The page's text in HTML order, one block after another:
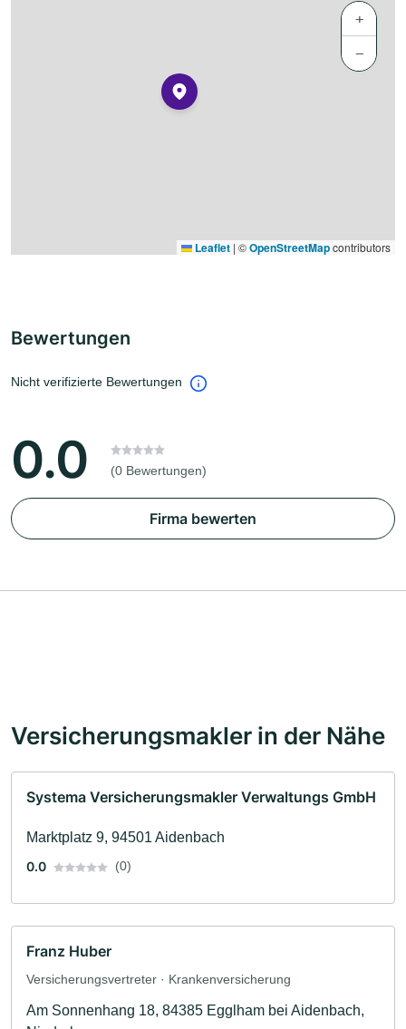
+
−
Leaflet | ©OpenStreetMapcontributors
Bewertungen
Nicht verifizierte Bewertungen
0.0 (0 Bewertungen)
Firma bewerten
Versicherungsmakler in der Nähe
Systema Versicherungsmakler Verwaltungs GmbH
Marktplatz 9, 94501 Aidenbach
0.0
(0)
Franz Huber
Versicherungsvertreter · Krankenversicherung
Am Sonnenhang 18, 84385 Egglham bei Aidenbach,